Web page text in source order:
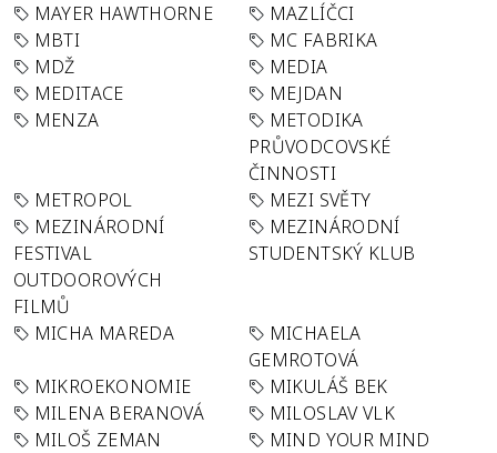
MAYER HAWTHORNE
MAZLÍČCI
MBTI
MC FABRIKA
MDŽ
MEDIA
MEDITACE
MEJDAN
MENZA
METODIKA
PRŮVODCOVSKÉ
ČINNOSTI
METROPOL
MEZI SVĚTY
MEZINÁRODNÍ
FESTIVAL
OUTDOOROVÝCH
FILMŮ
MEZINÁRODNÍ
STUDENTSKÝ KLUB
MICHA MAREDA
MICHAELA
GEMROTOVÁ
MIKROEKONOMIE
MIKULÁŠ BEK
MILENA BERANOVÁ
MILOSLAV VLK
MILOŠ ZEMAN
MIND YOUR MIND